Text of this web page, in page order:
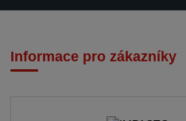
Informace pro zákazníky